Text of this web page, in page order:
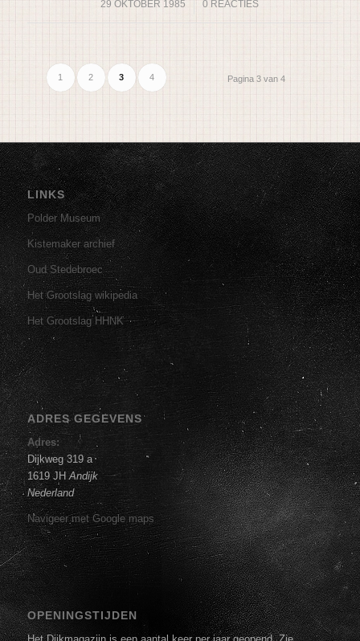
29 OKTOBER 1985
/ 0 REACTIES
Pagina 3 van 4
1 2 3 4
LINKS
Polder Museum
Kistemaker archief
Oud Stedebroec
Het Grootslag wikipedia
Het Grootslag HHNK
ADRES GEGEVENS
Adres:
Dijkweg 319 a
1619 JH Andijk
Nederland
Navigeer met Google maps
OPENINGSTIJDEN